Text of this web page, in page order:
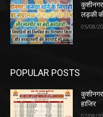
लड़की
05/08/
POPULAR POSTS
हाजिर